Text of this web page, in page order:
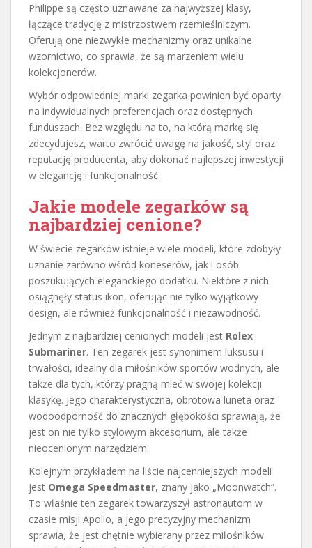
Philippe są często uznawane za najwyższej klasy,
łączące tradycję z mistrzostwem rzemieślniczym.
Oferują one niezwykłe mechanizmy oraz unikalne
wzornictwo, co sprawia, że są marzeniem wielu
kolekcjonerów.
Wybór odpowiedniej marki zegarka powinien być oparty
na indywidualnych preferencjach oraz dostępnych
funduszach. Bez względu na to, na którą markę się
zdecydujesz, warto zwrócić uwagę na jakość, styl oraz
reputację producenta, aby dokonać najlepszej inwestycji
w elegancję i funkcjonalność.
Jakie modele zegarków są
najbardziej cenione?
W świecie zegarków istnieje wiele modeli, które zdobyły
uznanie zarówno wśród koneserów, jak i osób
poszukujących eleganckiego dodatku. Niektóre z nich
osiągnęły status ikon, oferując nie tylko wyjątkowy
design, ale również funkcjonalność i niezawodność.
Jednym z najbardziej cenionych modeli jest Rolex
Submariner. Ten zegarek jest synonimem luksusu i
trwałości, idealny dla miłośników sportów wodnych, ale
także dla tych, którzy pragną mieć w swojej kolekcji
klasykę. Jego charakterystyczna, obrotowa luneta oraz
wodoodporność do znacznych głębokości sprawiają, że
jest on nie tylko stylowym akcesorium, ale także
nieocenionym narzędziem.
Kolejnym przykładem na liście najcenniejszych modeli
jest Omega Speedmaster, znany jako „Moonwatch”.
To właśnie ten zegarek towarzyszył astronautom w
czasie misji Apollo, a jego precyzyjny mechanizm
sprawia, że jest chętnie wybierany przez miłośników